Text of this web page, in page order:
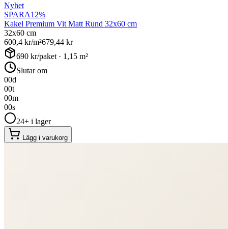
Nyhet
SPARA12%
Kakel Premium Vit Matt Rund 32x60 cm
32x60 cm
600,4 kr/m²679,44 kr
690 kr/paket · 1,15 m²
Slutar om
00d
00t
00m
00s
24+ i lager
Lägg i varukorg